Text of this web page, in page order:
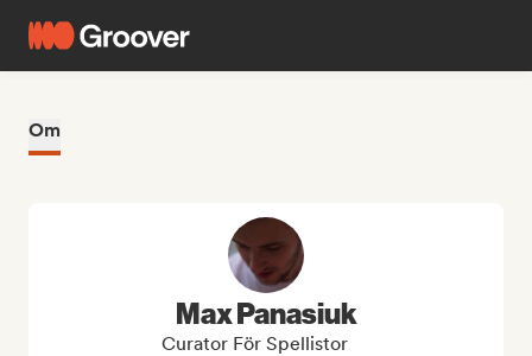
Om
Max Panasiuk
Curator För Spellistor